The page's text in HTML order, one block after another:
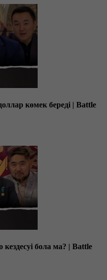
көмек береді | Battle
бола ма? | Battle